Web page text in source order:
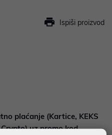
Ispiši proizvod
plaćanje (Kartice, KEKS
uz promo kod